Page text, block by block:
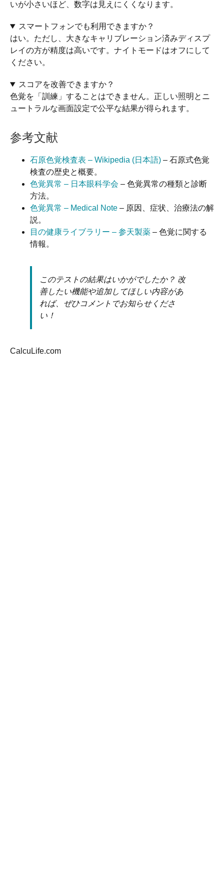
いが小さいほど、数字は見えにくくなります。
スマートフォンでも利用できますか？
はい。ただし、大きなキャリブレーション済みディスプ
レイの方が精度は高いです。ナイトモードはオフにして
ください。
スコアを改善できますか？
色覚を「訓練」することはできません。正しい照明とニ
ュートラルな画面設定で公平な結果が得られます。
参考文献
石原色覚検査表 – Wikipedia (日本語) – 石原式色覚
検査の歴史と概要。
色覚異常 – 日本眼科学会 – 色覚異常の種類と診断
方法。
色覚異常 – Medical Note – 原因、症状、治療法の解
説。
目の健康ライブラリー – 参天製薬 – 色覚に関する
情報。
このテストの結果はいかがでしたか？ 改
善したい機能や追加してほしい内容があ
れば、ぜひコメントでお知らせくださ
い！
CalcuLife.com